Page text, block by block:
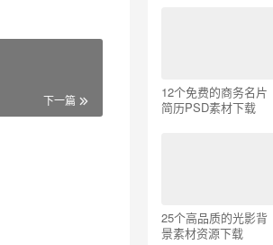
下一篇
12个免费的商务名片
简历PSD素材下载
25个高品质的光影背
景素材资源下载